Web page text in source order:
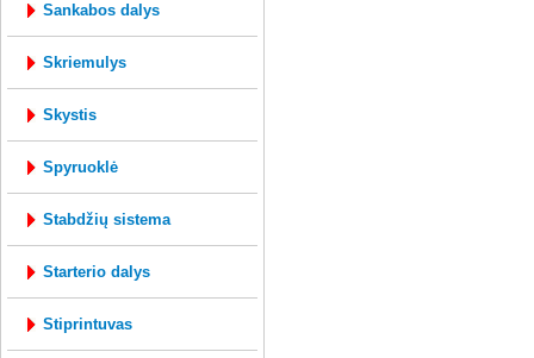
sankabos dalys
skriemulys
skystis
spyruoklė
stabdžių sistema
starterio dalys
stiprintuvas